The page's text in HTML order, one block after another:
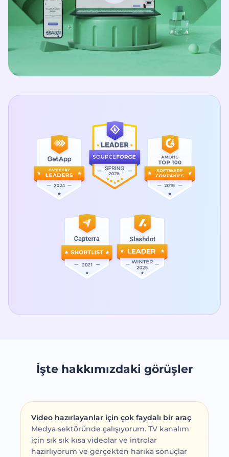
İşte hakkımızdaki görüşler
Video hazırlayanlar için çok faydalı bir araç
Medya sektöründe çalışıyorum. TV kanalım
için sık sık kısa videolar ve introlar
hazırlıyorum ve gerçekten harika sonuçlar